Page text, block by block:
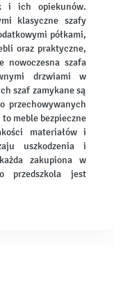
i ich opiekunów.
klasyczne szafy
półkami,
oraz praktyczne,
nowoczesna szafa
drzwiami w
szaf zamykane są
przechowywanych
meble bezpieczne
materiałów i
uszkodzenia i
zakupiona w
przedszkola jest